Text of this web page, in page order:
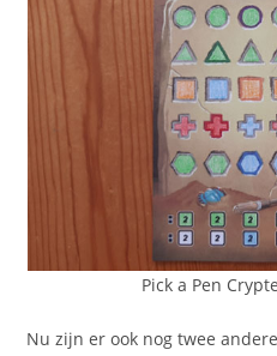
Pick a Pen
Nu zijn er ook nog twee